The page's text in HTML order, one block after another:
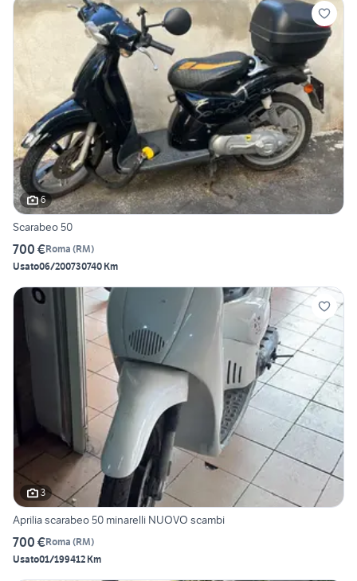
6
Scarabeo 50
700 €Roma (RM)
Usato06/200730740 Km
3
Aprilia scarabeo 50 minarelli NUOVO scambi
700 €Roma (RM)
Usato01/199412 Km